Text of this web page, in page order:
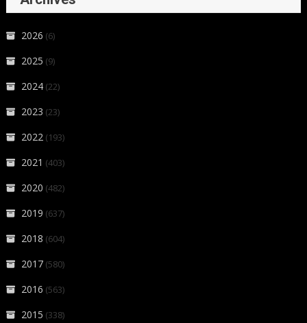
2026 (6)
2025 (9)
2024 (22)
2023 (23)
2022 (193)
2021 (403)
2020 (482)
2019 (637)
2018 (604)
2017 (580)
2016 (563)
2015 (338)